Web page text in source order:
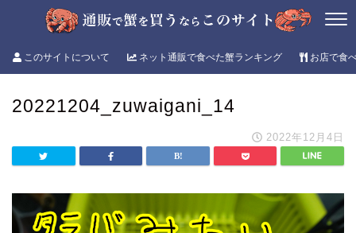
このサイトについて ネット通販で食べた蟹ランキング お店で食
20221204_zuwaigani_14
2022年12月4日